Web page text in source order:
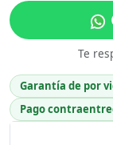
Te
Garantía de por
Pago